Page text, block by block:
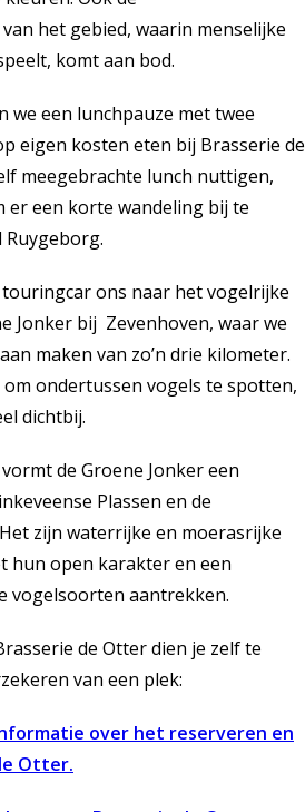
het gebied, waarin menselijke
komt aan bod.
we een lunchpauze met twee
eigen kosten eten bij Brasserie de
meegebrachte lunch nuttigen,
er een korte wandeling bij te
ons naar het vogelrijke
Jonker bij Zevenhoven, waar we
maken van zo’n drie kilometer.
ondertussen vogels te spotten,
dichtbij.
de Groene Jonker een
Plassen en de
zijn waterrijke en moerasrijke
hun open karakter en een
vogelsoorten aantrekken.
de Otter dien je zelf te
van een plek:
over het reserveren en
Otter.